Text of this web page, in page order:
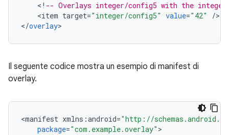
< ! -- Overlays integer/config5 with the
<item target="integer/config5" value="42" />
</overlay
Il seguente codice mostra un esempio di manifest di
overlay.
<manifest xmlns :android="http://
package="com.example.overlay"